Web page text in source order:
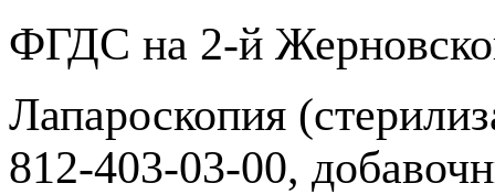
ФГДС на 2-й
Лапароскопия
812-403-03-00,